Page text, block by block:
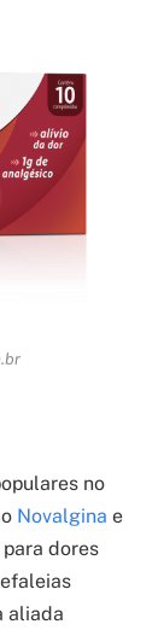
no
Novalgina e
dores
aliada